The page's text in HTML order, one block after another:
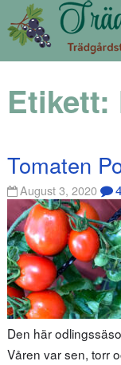
Etikett:
Tomaten
August 3, 2020
Den här
Våren var sen, torr